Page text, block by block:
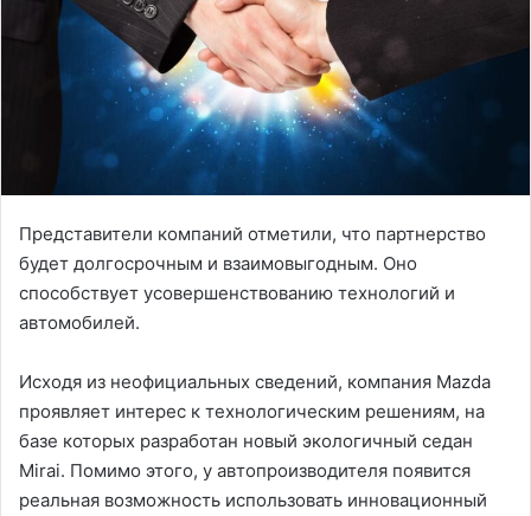
Представители компаний отметили, что партнерство
будет долгосрочным и взаимовыгодным. Оно
способствует усовершенствованию технологий и
автомобилей.
Исходя из неофициальных сведений, компания Mazda
проявляет интерес к технологическим решениям, на
базе которых разработан новый экологичный седан
Mirai. Помимо этого, у автопроизводителя появится
реальная возможность использовать инновационный